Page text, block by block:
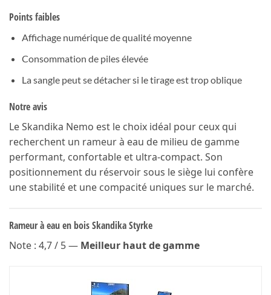
Points faibles
Affichage numérique de qualité moyenne
Consommation de piles élevée
La sangle peut se détacher si le tirage est trop oblique
Notre avis
Le Skandika Nemo est le choix idéal pour ceux qui
recherchent un rameur à eau de milieu de gamme
performant, confortable et ultra-compact. Son
positionnement du réservoir sous le siège lui confère
une stabilité et une compacité uniques sur le marché.
Rameur à eau en bois Skandika Styrke
Note : 4,7 / 5 — Meilleur haut de gamme